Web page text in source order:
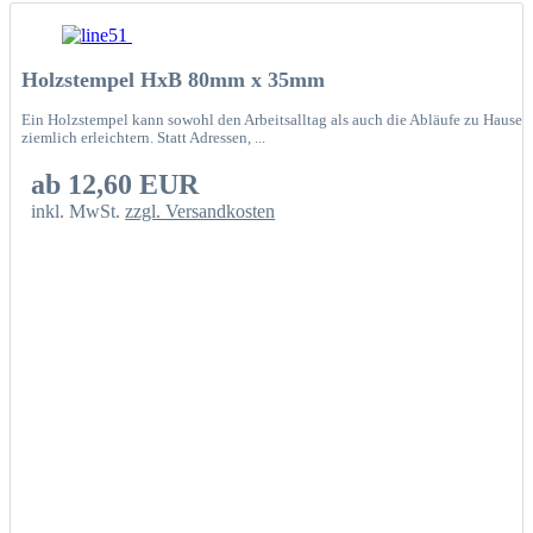
Holzstempel HxB 80mm x 35mm
Ein Holzstempel kann sowohl den Arbeitsalltag als auch die Abläufe zu Hause
ziemlich erleichtern. Statt Adressen, ...
ab 12,60 EUR
inkl. MwSt.zzgl. Versandkosten